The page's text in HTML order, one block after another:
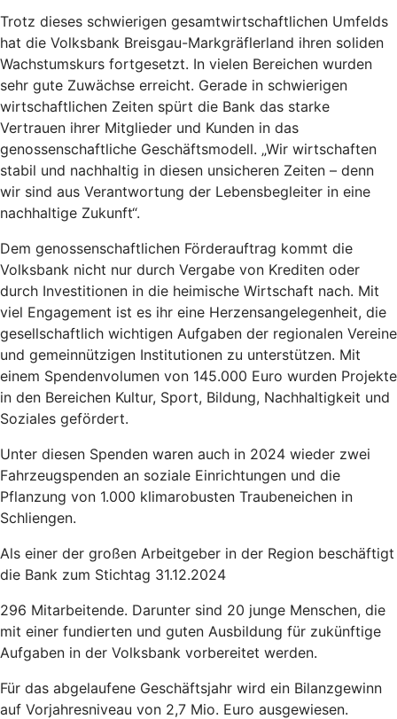
Trotz dieses schwierigen gesamtwirtschaftlichen Umfelds
hat die Volksbank Breisgau-Markgräflerland ihren soliden
Wachstumskurs fortgesetzt. In vielen Bereichen wurden
sehr gute Zuwächse erreicht. Gerade in schwierigen
wirtschaftlichen Zeiten spürt die Bank das starke
Vertrauen ihrer Mitglieder und Kunden in das
genossenschaftliche Geschäftsmodell. „Wir wirtschaften
stabil und nachhaltig in diesen unsicheren Zeiten – denn
wir sind aus Verantwortung der Lebensbegleiter in eine
nachhaltige Zukunft“.
Dem genossenschaftlichen Förderauftrag kommt die
Volksbank nicht nur durch Vergabe von Krediten oder
durch Investitionen in die heimische Wirtschaft nach. Mit
viel Engagement ist es ihr eine Herzensangelegenheit, die
gesellschaftlich wichtigen Aufgaben der regionalen Vereine
und gemeinnützigen Institutionen zu unterstützen. Mit
einem Spendenvolumen von 145.000 Euro wurden Projekte
in den Bereichen Kultur, Sport, Bildung, Nachhaltigkeit und
Soziales gefördert.
Unter diesen Spenden waren auch in 2024 wieder zwei
Fahrzeugspenden an soziale Einrichtungen und die
Pflanzung von 1.000 klimarobusten Traubeneichen in
Schliengen.
Als einer der großen Arbeitgeber in der Region beschäftigt
die Bank zum Stichtag 31.12.2024
296 Mitarbeitende. Darunter sind 20 junge Menschen, die
mit einer fundierten und guten Ausbildung für zukünftige
Aufgaben in der Volksbank vorbereitet werden.
Für das abgelaufene Geschäftsjahr wird ein Bilanzgewinn
auf Vorjahresniveau von 2,7 Mio. Euro ausgewiesen.